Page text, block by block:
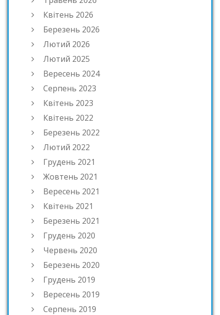
Квітень 2026
Березень 2026
Лютий 2026
Лютий 2025
Вересень 2024
Серпень 2023
Квітень 2023
Квітень 2022
Березень 2022
Лютий 2022
Грудень 2021
Жовтень 2021
Вересень 2021
Квітень 2021
Березень 2021
Грудень 2020
Червень 2020
Березень 2020
Грудень 2019
Вересень 2019
Серпень 2019